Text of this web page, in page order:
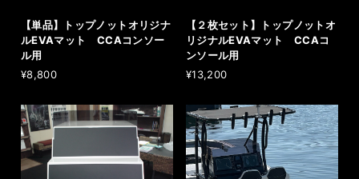
【単品】トップノットオリジナ
ルEVAマット CCAコンソー
ル用
¥8,800
【２枚セット】トップノットオ
リジナルEVAマット CCAコ
ンソール用
¥13,200